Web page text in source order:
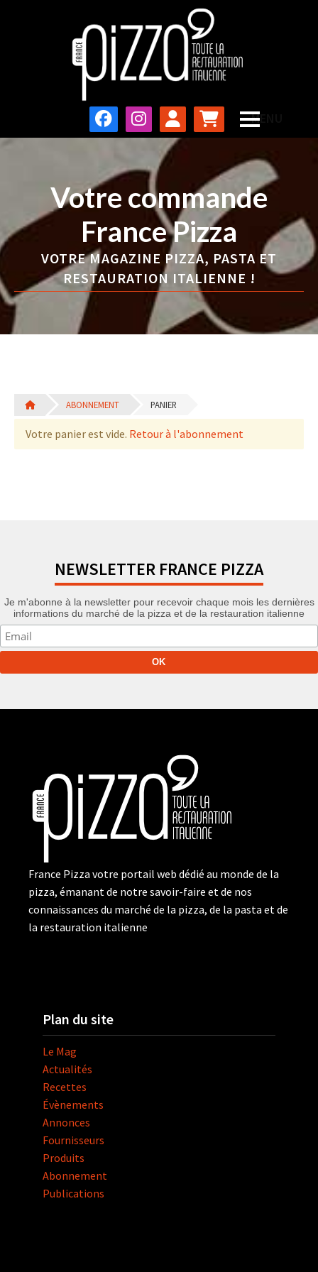
Votre commande
France Pizza
VOTRE MAGAZINE PIZZA, PASTA ET
RESTAURATION ITALIENNE !
ABONNEMENT PANIER
Votre panier est vide. Retour à l'abonnement
NEWSLETTER FRANCE PIZZA
Je m'abonne à la newsletter pour recevoir chaque mois les dernières
informations du marché de la pizza et de la restauration italienne
France Pizza votre portail web dédié au monde de la
pizza, émanant de notre savoir-faire et de nos
connaissances du marché de la pizza, de la pasta et de
la restauration italienne
Plan du site
Le Mag
Actualités
Recettes
Évènements
Annonces
Fournisseurs
Produits
Abonnement
Publications